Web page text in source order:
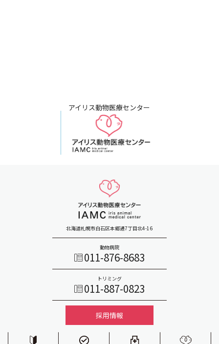
アイリス動物医療センター
北海道札幌市白石区本郷通7丁目北4-16
動物病院
011-876-8683
トリミング
011-887-0823
採用情報